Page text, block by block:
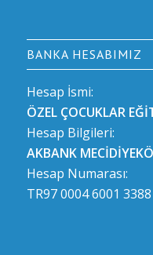
BANKA HESABIMIZ
Hesap İsmi:
ÖZEL ÇOCUKLAR
Hesap Bilgileri:
AKBANK
Hesap Numarası:
TR97 0004 6001